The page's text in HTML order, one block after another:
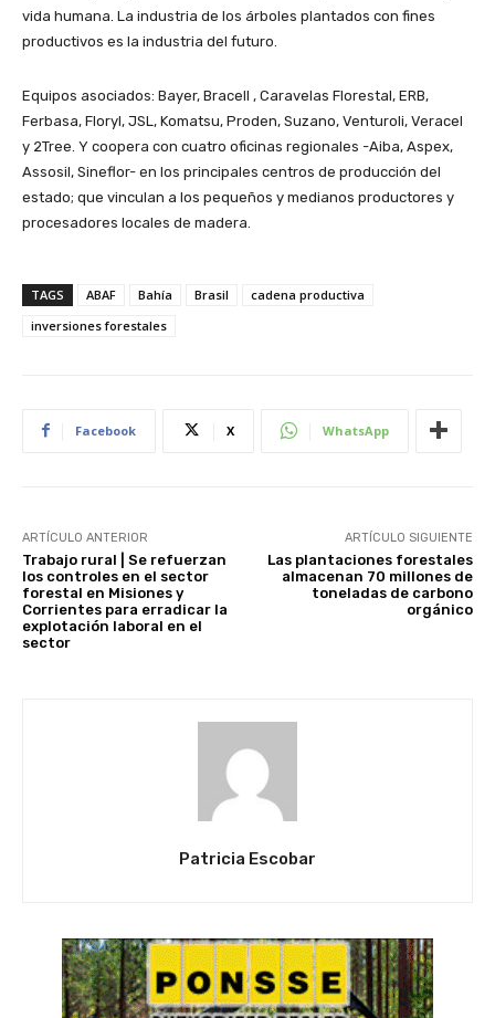
vida humana. La industria de los árboles plantados con fines
productivos es la industria del futuro.
Equipos asociados: Bayer, Bracell , Caravelas Florestal, ERB,
Ferbasa, Floryl, JSL, Komatsu, Proden, Suzano, Venturoli, Veracel
y 2Tree. Y coopera con cuatro oficinas regionales -Aiba, Aspex,
Assosil, Sineflor- en los principales centros de producción del
estado; que vinculan a los pequeños y medianos productores y
procesadores locales de madera.
TAGS ABAF Bahía Brasil
cadena productiva
inversiones forestales
Facebook X WhatsApp
ARTÍCULO ANTERIOR
Trabajo rural | Se refuerzan
los controles en el sector
forestal en Misiones y
Corrientes para erradicar la
explotación laboral en el
sector
ARTÍCULO SIGUIENTE
Las plantaciones forestales
almacenan 70 millones de
toneladas de carbono
orgánico
Patricia Escobar